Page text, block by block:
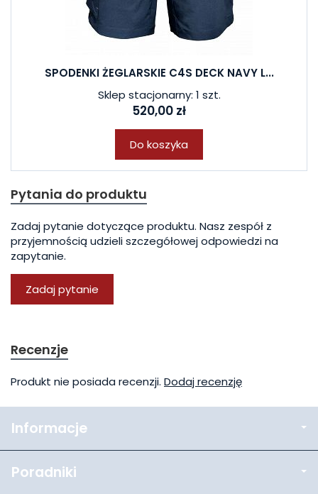
SPODENKI ŻEGLARSKIE C4S DECK NAVY L...
Sklep stacjonarny: 1 szt.
520,00 zł
Do koszyka
Pytania do produktu
Zadaj pytanie dotyczące produktu. Nasz zespół z
przyjemnością udzieli szczegółowej odpowiedzi na
zapytanie.
Zadaj pytanie
Recenzje
Produkt nie posiada recenzji. Dodaj recenzję
Informacje
Poradniki